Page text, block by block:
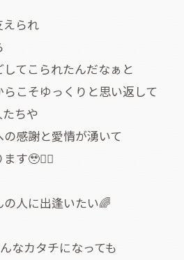
えられ
てこられたんだなぁと
こそゆっくりと思い返して
ちや
感謝と愛情が湧いて
す🥹❤️‍🔥
人に出逢いたい🌈
なカタチになっても